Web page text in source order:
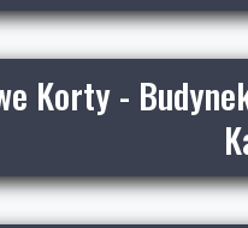
Korty -